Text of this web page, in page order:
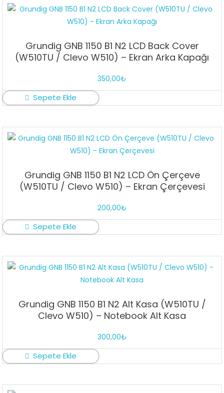
Grundig GNB 1150 B1 N2 LCD Back Cover
(W510TU / Clevo W510) – Ekran Arka Kapağı
350,00₺
Sepete Ekle
Grundig GNB 1150 B1 N2 LCD Ön Çerçeve
(W510TU / Clevo W510) – Ekran Çerçevesi
200,00₺
Sepete Ekle
Grundig GNB 1150 B1 N2 Alt Kasa (W510TU /
Clevo W510) – Notebook Alt Kasa
300,00₺
Sepete Ekle